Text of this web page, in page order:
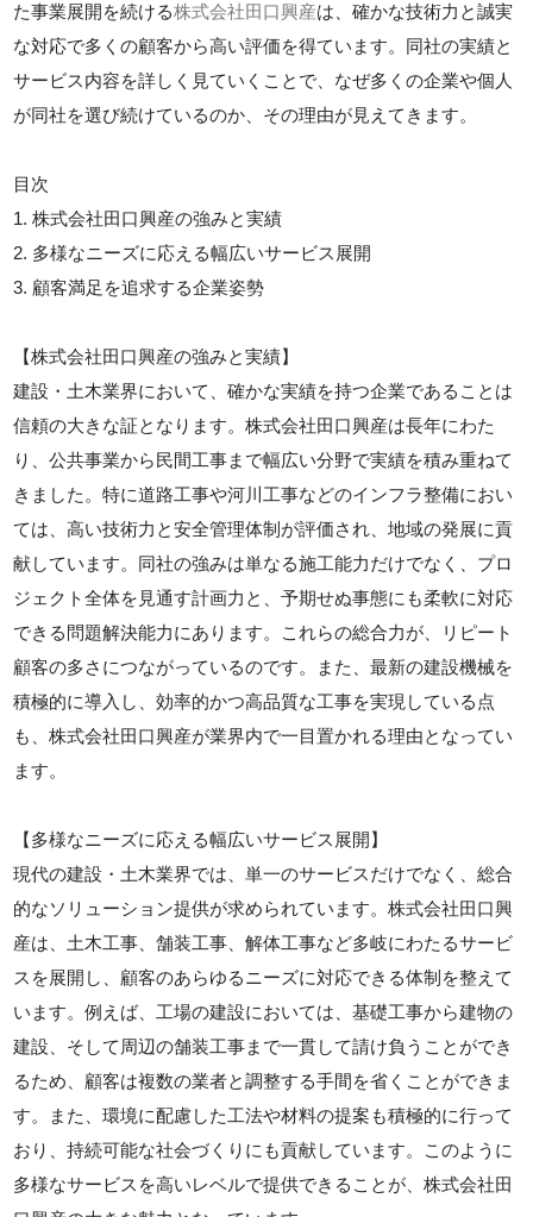
た事業展開を続ける株式会社田口興産は、確かな技術力と誠実
な対応で多くの顧客から高い評価を得ています。同社の実績と
サービス内容を詳しく見ていくことで、なぜ多くの企業や個人
が同社を選び続けているのか、その理由が見えてきます。
目次
1. 株式会社田口興産の強みと実績
2. 多様なニーズに応える幅広いサービス展開
3. 顧客満足を追求する企業姿勢
【株式会社田口興産の強みと実績】
建設・土木業界において、確かな実績を持つ企業であることは
信頼の大きな証となります。株式会社田口興産は長年にわた
り、公共事業から民間工事まで幅広い分野で実績を積み重ねて
きました。特に道路工事や河川工事などのインフラ整備におい
ては、高い技術力と安全管理体制が評価され、地域の発展に貢
献しています。同社の強みは単なる施工能力だけでなく、プロ
ジェクト全体を見通す計画力と、予期せぬ事態にも柔軟に対応
できる問題解決能力にあります。これらの総合力が、リピート
顧客の多さにつながっているのです。また、最新の建設機械を
積極的に導入し、効率的かつ高品質な工事を実現している点
も、株式会社田口興産が業界内で一目置かれる理由となってい
ます。
【多様なニーズに応える幅広いサービス展開】
現代の建設・土木業界では、単一のサービスだけでなく、総合
的なソリューション提供が求められています。株式会社田口興
産は、土木工事、舗装工事、解体工事など多岐にわたるサービ
スを展開し、顧客のあらゆるニーズに対応できる体制を整えて
います。例えば、工場の建設においては、基礎工事から建物の
建設、そして周辺の舗装工事まで一貫して請け負うことができ
るため、顧客は複数の業者と調整する手間を省くことができま
す。また、環境に配慮した工法や材料の提案も積極的に行って
おり、持続可能な社会づくりにも貢献しています。このように
多様なサービスを高いレベルで提供できることが、株式会社田